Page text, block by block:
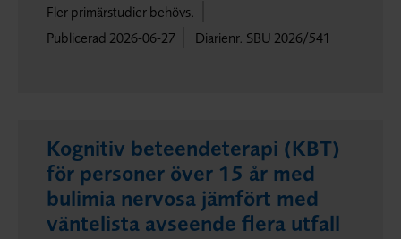
Fler primärstudier behövs.
Publicerad 2026-06-27
Diarienr. SBU 2026/541
Kognitiv beteendeterapi (KBT)
för personer över 15 år med
bulimia nervosa jämfört med
väntelista avseende flera utfall